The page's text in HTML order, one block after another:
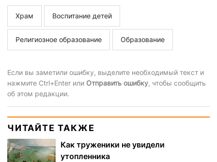
Храм Воспитание детей
Религиозное образование Образование
Если вы заметили ошибку, выделите необходимый текст и
нажмите Ctrl+Enter или Отправить ошибку, чтобы сообщить
об этом редакции.
ЧИТАЙТЕ ТАКЖЕ
Как труженики не увидели
утопленника